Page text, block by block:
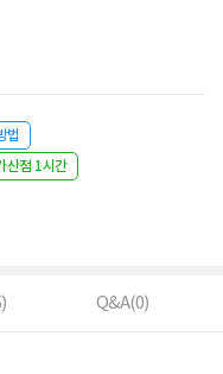
법
산점 1시간
) Q&A(0)